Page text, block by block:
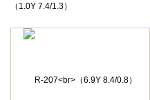
（1.0Y 7.4/1.3）